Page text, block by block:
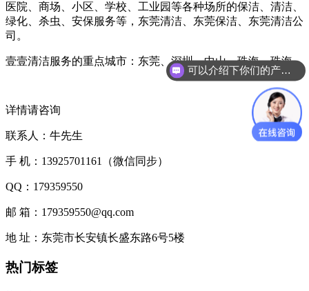
医院、商场、小区、学校、工业园等各种场所的保洁、清洁、
绿化、杀虫、安保服务等，东莞清洁、东莞保洁、东莞清洁公
司。
壹壹清洁服务的重点城市：东莞、深圳、中山、珠海、珠海。
详情请咨询
联系人：牛先生
手 机：13925701161（微信同步）
QQ：179359550
邮 箱：179359550@qq.com
地 址：东莞市长安镇长盛东路6号5楼
热门标签
可以介绍下你们的产品么？